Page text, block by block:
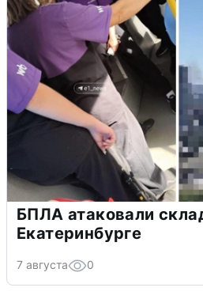
БПЛА атаковали
Екатеринбурге
7 августа 0